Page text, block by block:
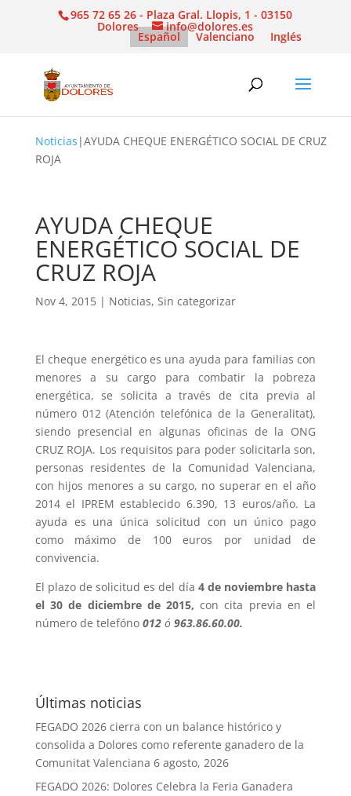
965 72 65 26 - Plaza Gral. Llopis, 1 - 03150
Dolores info@dolores.es
Español Valenciano Inglés
Noticias |AYUDA CHEQUE ENERGÉTICO SOCIAL DE CRUZ
ROJA
AYUDA CHEQUE
ENERGÉTICO SOCIAL DE
CRUZ ROJA
Nov 4, 2015| Noticias, Sin categorizar
El cheque energético es una ayuda para familias con
menores a su cargo para combatir la pobreza
energética, se solicita a través de cita previa al
número 012 (Atención telefónica de la Generalitat),
siendo presencial en algunas oficinas de la ONG
CRUZ ROJA. Los requisitos para poder solicitarla son,
personas residentes de la Comunidad Valenciana,
con hijos menores a su cargo, no superar en el año
2014 el IPREM establecido 6.390, 13 euros/año. La
ayuda es una única solicitud con un único pago
como máximo de 100 euros por unidad de
convivencia.
El plazo de solicitud es del día 4 de noviembre hasta
el 30 de diciembre de 2015,con cita previa en el
número de telefóno 012ó 963.86.60.00.
Últimas noticias
FEGADO 2026 cierra con un balance histórico y
consolida a Dolores como referente ganadero de la
Comunitat Valenciana 6 agosto, 2026
FEGADO 2026: Dolores Celebra la Feria Ganadera